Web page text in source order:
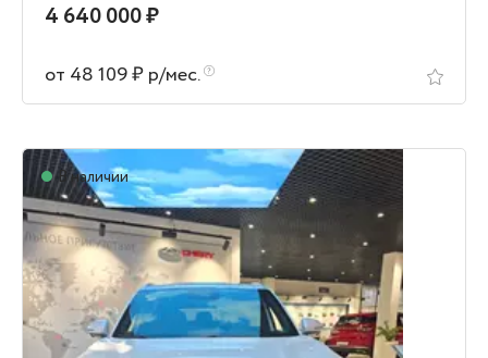
4 640 000 ₽
от 48 109 ₽ р/мес.
В наличии